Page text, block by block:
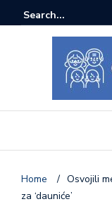
Home / Osvojili
za ‘dauniće’